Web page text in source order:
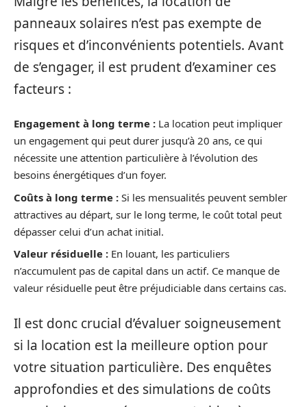
panneaux solaires n’est pas exempte de
risques et d’inconvénients potentiels. Avant
de s’engager, il est prudent d’examiner ces
facteurs :
Engagement à long terme : La location peut impliquer
un engagement qui peut durer jusqu’à 20 ans, ce qui
nécessite une attention particulière à l’évolution des
besoins énergétiques d’un foyer.
Coûts à long terme : Si les mensualités peuvent sembler
attractives au départ, sur le long terme, le coût total peut
dépasser celui d’un achat initial.
Valeur résiduelle : En louant, les particuliers
n’accumulent pas de capital dans un actif. Ce manque de
valeur résiduelle peut être préjudiciable dans certains cas.
Il est donc crucial d’évaluer soigneusement
si la location est la meilleure option pour
votre situation particulière. Des enquêtes
approfondies et des simulations de coûts